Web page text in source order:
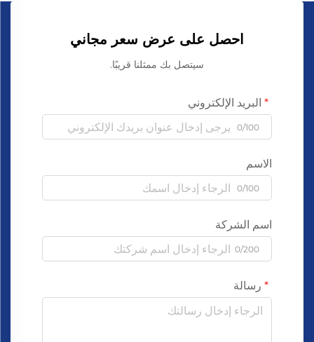
احصل على عرض سعر مجاني
سيتصل بك ممثلنا قريبًا.
البريد الإلكتروني
0/100
الاسم
0/100
اسم الشركة
0/200
رسالة